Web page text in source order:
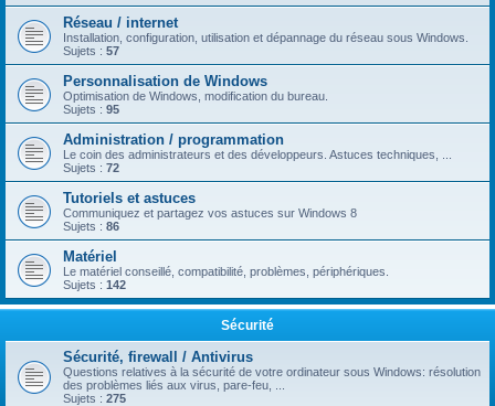
Réseau / internet
Installation, configuration, utilisation et dépannage du réseau sous Windows.
Sujets : 57
Personnalisation de Windows
Optimisation de Windows, modification du bureau.
Sujets : 95
Administration / programmation
Le coin des administrateurs et des développeurs. Astuces techniques, ...
Sujets : 72
Tutoriels et astuces
Communiquez et partagez vos astuces sur Windows 8
Sujets : 86
Matériel
Le matériel conseillé, compatibilité, problèmes, périphériques.
Sujets : 142
Sécurité
Sécurité, firewall / Antivirus
Questions relatives à la sécurité de votre ordinateur sous Windows: résolution
des problèmes liés aux virus, pare-feu, ...
Sujets : 275